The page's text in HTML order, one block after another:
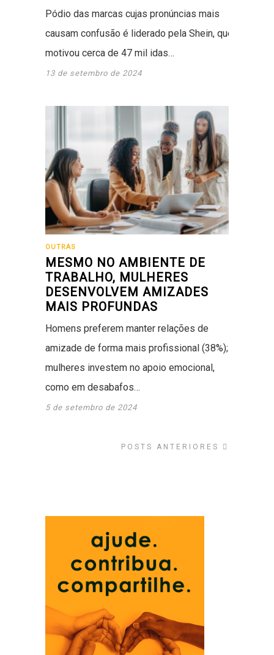
Pódio das marcas cujas pronúncias mais
causam confusão é liderado pela Shein, que
motivou cerca de 47 mil idas…
13 de setembro de 2024
OUTRAS
MESMO NO AMBIENTE DE
TRABALHO, MULHERES
DESENVOLVEM AMIZADES
MAIS PROFUNDAS
Homens preferem manter relações de
amizade de forma mais profissional (38%);
mulheres investem no apoio emocional,
como em desabafos…
5 de setembro de 2024
POSTS ANTERIORES